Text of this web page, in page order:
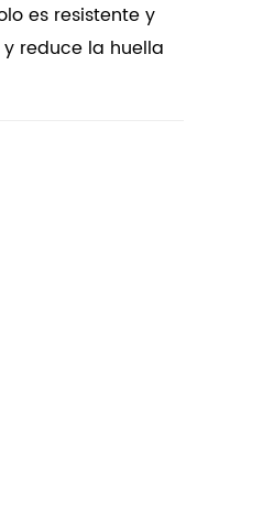
es resistente y
reduce la huella